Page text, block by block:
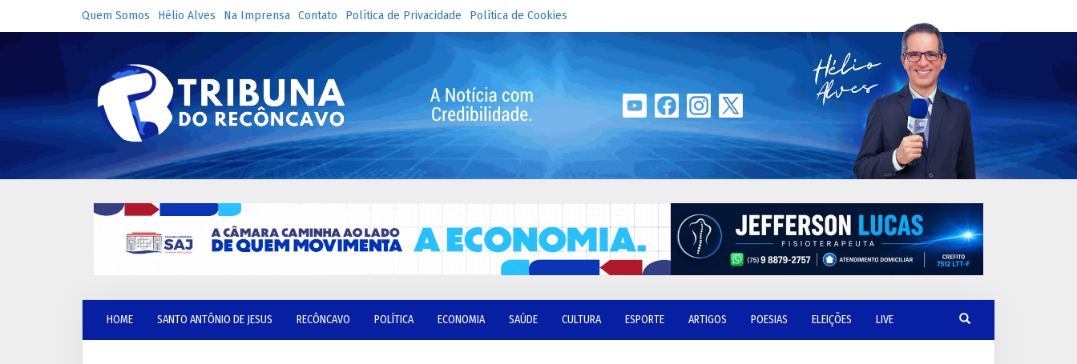
Quem Somos Hélio Alves Na Imprensa Contato Política de Privacidade Política de Cookies
HOME SANTO ANTÔNIO DE JESUS RECÔNCAVO POLÍTICA ECONOMIA SAÚDE CULTURA ESPORTE ARTIGOS POESIAS ELEIÇÕES LIVE